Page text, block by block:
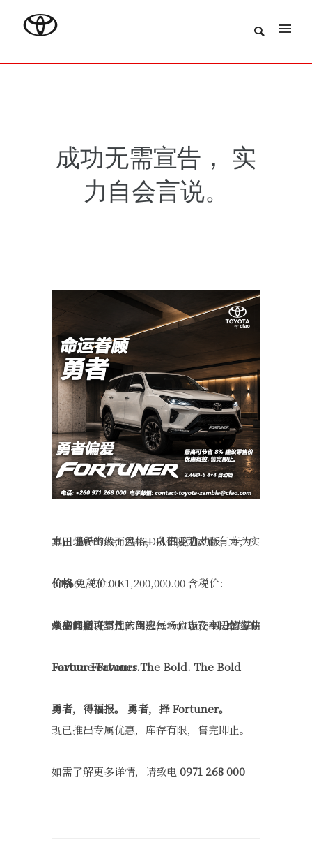
成功无需宣告， 实
力自会言说。
丰田 Fortuner 2.4GD-6 四驱自动版，专为真正懂得的人而生—— 自信，无声而有力；实力，理所当然；风格，从不妥协。
价格
免税价：K1,200,000.00 含税价：K1,662,470.00
从高管会议到周末出逃，Fortuner 以卓越的豪华舒适、不凡的驾驭气场，以及丰田值得信赖的品质可靠性，回应每一位志存高远的专业人士的期许。
Fortune Favours The Bold.
The Bold Favour Fortuner.
勇者，得福报。 勇者，择 Fortuner。
现已推出专属优惠，库存有限，售完即止。
如需了解更多详情，请致电 0971 268 000